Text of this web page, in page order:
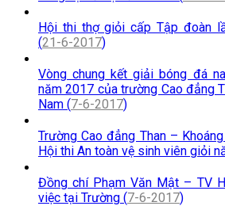
Hội thi thợ giỏi cấp Tập đoàn
(21-6-2017)
Vòng chung kết giải bóng đá
năm 2017 của trường Cao đẳng
Nam (7-6-2017)
Trường Cao đẳng Than –
Hội thi An toàn vệ sinh viên giỏi
Đồng chí Phạm Văn Mật – TV
việc tại Trường (7-6-2017)